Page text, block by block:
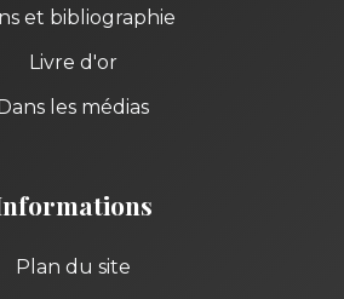
et bibliographie
Livre d'or
les médias
Plan du site